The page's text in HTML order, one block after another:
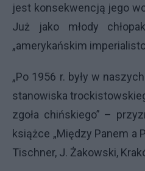
jest konsekwencją jego
Już jako młody
„amerykańskim
„Po 1956 r. były w
stanowiska
zgoła chińskiego” –
książce „Między Panem a
Tischner, J. Żakowski,